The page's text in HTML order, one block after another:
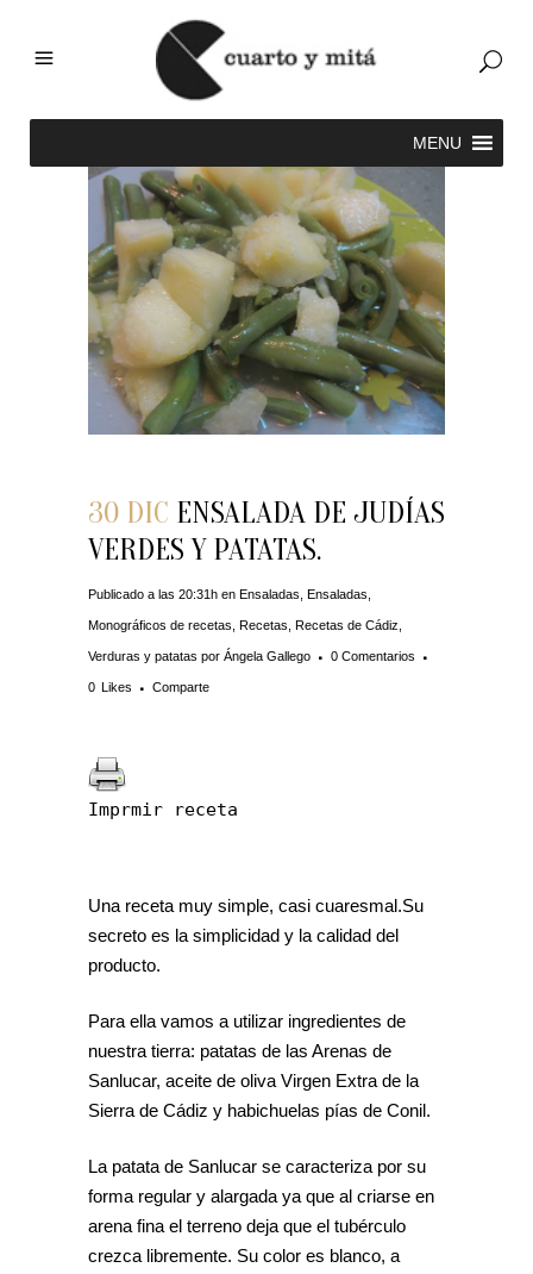
30 DIC ENSALADA DE JUDÍAS
VERDES Y PATATAS.
Publicado a las 20:31h en Ensaladas Ensaladas
Monográficos de recetas Recetas Recetas de Cádiz
Verduras y patatas por Ángela Gallego 0 Comentarios
0 Likes Comparte
Imprmir receta
Una receta muy simple, casi cuaresmal.Su
secreto es la simplicidad y la calidad del
producto.
Para ella vamos a utilizar ingredientes de
nuestra tierra: patatas de las Arenas de
Sanlucar, aceite de oliva Virgen Extra de la
Sierra de Cádiz y habichuelas pías de Conil.
La patata de Sanlucar se caracteriza por su
forma regular y alargada ya que al criarse en
arena fina el terreno deja que el tubérculo
crezca libremente. Su color es blanco, a